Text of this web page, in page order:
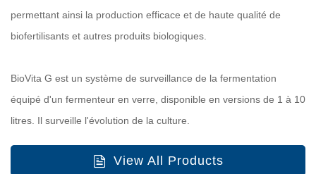
permettant ainsi la production efficace et de haute qualité de
biofertilisants et autres produits biologiques.
BioVita G est un système de surveillance de la fermentation
équipé d'un fermenteur en verre, disponible en versions de 1 à 10
litres. Il surveille l'évolution de la culture.
View All Products